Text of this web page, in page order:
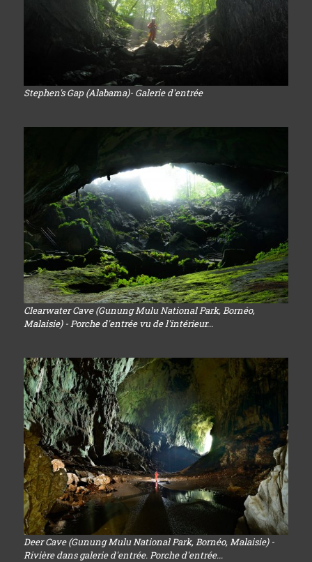
Stephen's Gap (Alabama)- Galerie d'entrée
Clearwater Cave (Gunung Mulu National Park, Bornéo,
Malaisie) - Porche d'entrée vu de l'intérieur...
Deer Cave (Gunung Mulu National Park, Bornéo, Malaisie) -
Rivière dans galerie d'entrée. Porche d'entrée...